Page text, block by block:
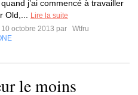
quand j’ai commencé à travailler
Old,...
Lire la suite
10 octobre 2013 par
Wtfru
le moins